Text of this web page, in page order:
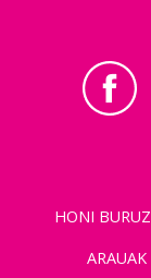
HONI BURUZ
ARAUAK